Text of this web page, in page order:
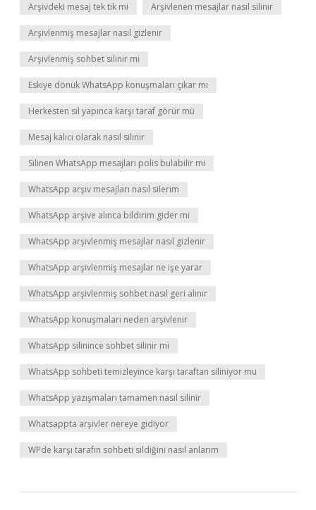
Arşivdeki mesaj tek tik mi Arşivlenen mesajlar nasıl silinir
Arşivlenmiş mesajlar nasıl gizlenir
Arşivlenmiş sohbet silinir mi
Eskiye dönük WhatsApp konuşmaları çıkar mı
Herkesten sil yapınca karşı taraf görür mü
Mesaj kalıcı olarak nasıl silinir
Silinen WhatsApp mesajları polis bulabilir mi
WhatsApp arşiv mesajları nasıl silerim
WhatsApp arşive alınca bildirim gider mi
WhatsApp arşivlenmiş mesajlar nasıl gizlenir
WhatsApp arşivlenmiş mesajlar ne işe yarar
WhatsApp arşivlenmiş sohbet nasıl geri alınır
WhatsApp konuşmaları neden arşivlenir
WhatsApp silinince sohbet silinir mi
WhatsApp sohbeti temizleyince karşı taraftan siliniyor mu
WhatsApp yazışmaları tamamen nasıl silinir
Whatsappta arşivler nereye gidiyor
WPde karşı tarafın sohbeti sildiğini nasıl anlarım